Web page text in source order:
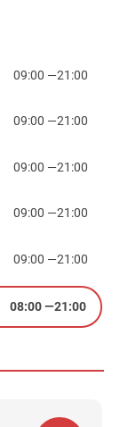
09:00 —21:00
09:00 —21:00
09:00 —21:00
09:00 —21:00
09:00 —21:00
08:00—21:00